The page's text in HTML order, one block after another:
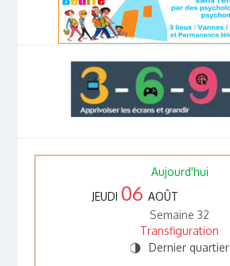
Aujourd'hui
JEUDI 06 AOÛT
Semaine 32
Transfiguration
T Dernier quartier